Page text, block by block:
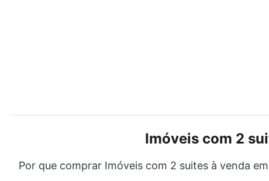
Imóveis com 2
Por que comprar Imóveis com 2 suites à venda